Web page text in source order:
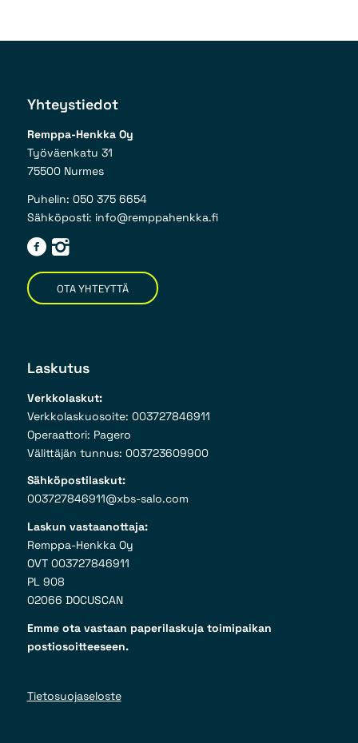
Yhteystiedot
Remppa-Henkka Oy
Työväenkatu 31
75500 Nurmes
Puhelin: 050 375 6654
Sähköposti: info@remppahenkka.fi
OTA YHTEYTTÄ
Laskutus
Verkkolaskut:
Verkkolaskuosoite: 003727846911
Operaattori: Pagero
Välittäjän tunnus: 003723609900
Sähköpostilaskut:
003727846911@xbs-salo.com
Laskun vastaanottaja:
Remppa-Henkka Oy
OVT 003727846911
PL 908
02066 DOCUSCAN
Emme ota vastaan paperilaskuja toimipaikan
postiosoitteeseen.
Tietosuojaseloste